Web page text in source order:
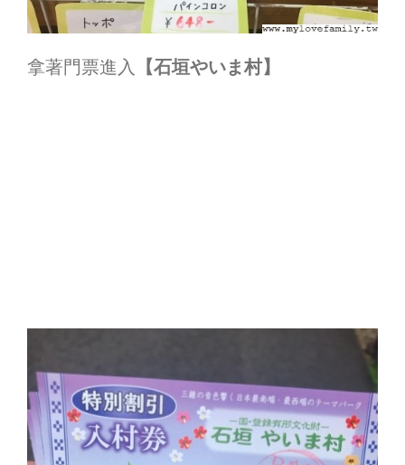
拿著門票進入 【石垣やいま村】